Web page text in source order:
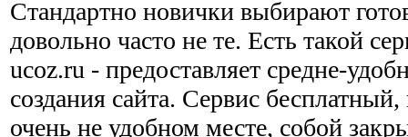
Стандартно новички выбирают
довольно часто не те. Есть такой
ucoz.ru - предоставляет средне-
создания сайта. Сервис
очень не удобном месте, собой